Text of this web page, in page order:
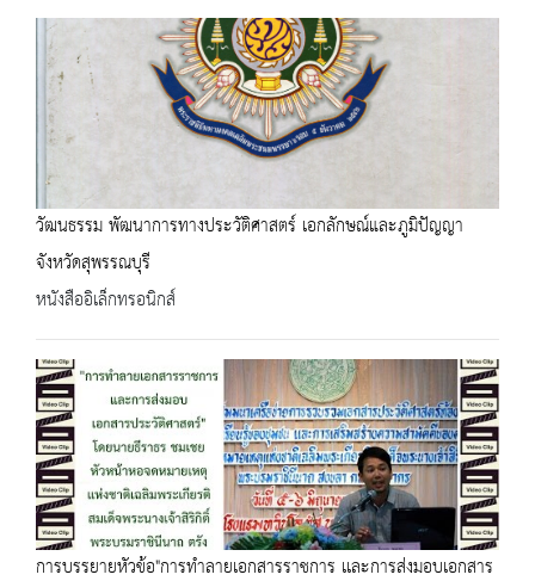
วัฒนธรรม พัฒนาการทางประวัติศาสตร์ เอกลักษณ์และภูมิปัญญา
จังหวัดสุพรรณบุรี
หนังสืออิเล็กทรอนิกส์
การบรรยายหัวข้อ"การทำลายเอกสารราชการ เเละการส่งมอบเอกสาร